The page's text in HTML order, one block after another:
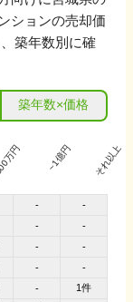
ションの売却価
築年数別に確
築年数×価格
万円 ~1億円 それ以上
-
-
-
-
-
-
-
-
-
1件